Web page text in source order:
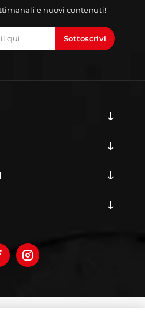
e nuovi contenuti!
Sottoscrivi